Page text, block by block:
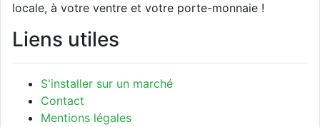
locale, à votre ventre et votre porte-monnaie !
Liens utiles
S'installer sur un marché
Contact
Mentions légales